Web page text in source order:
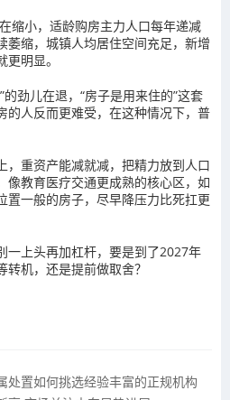
缩小，适龄购房主力人口每年递减
萎缩，城镇人均居住空间充足，新增
明显。
劲儿在退，“房子是用来住的”这套
的人反而更难受，在这种情况下，普
，重资产能减就减，把精力放到人口
像教育医疗交通更成熟的核心区，如
置一般的房子，尽早降压力比死扛更
一上头再加杠杆，要是到了2027年
机，还是提前做取舍？
处置如何挑选经验丰富的正规机构